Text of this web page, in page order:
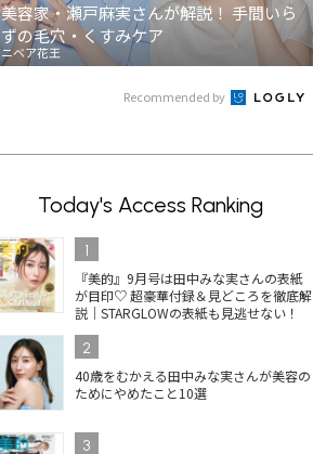
美容家・瀬戸麻実さんが解説！ 手間いら
ずの毛穴・くすみケア
ニベア花王
Recommended by
Today's Access Ranking
1
『美的』9月号は田中みな実さんの表紙
が目印♡ 超豪華付録＆見どころを徹底解
説｜STARGLOWの表紙も見逃せない！
2
40歳をむかえる田中みな実さんが美容の
ためにやめたこと10選
3